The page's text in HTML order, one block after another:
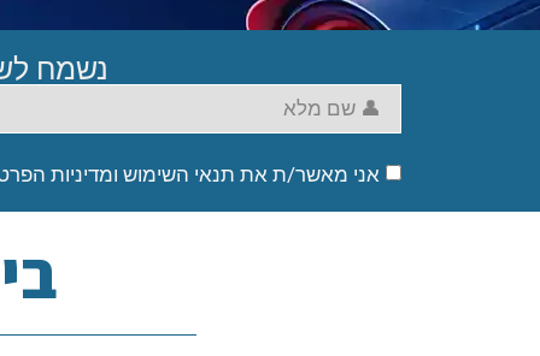
נשמח
אני מאשר/ת את תנאי השימוש ומדיניות